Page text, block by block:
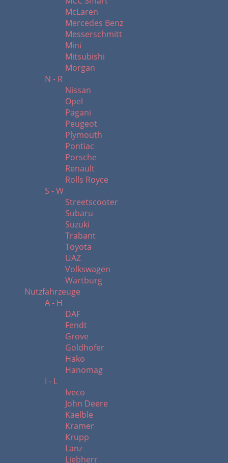
McLaren
Mercedes Benz
Messerschmitt
Mini
Mitsubishi
Morgan
N - R
Nissan
Opel
Pagani
Peugeot
Plymouth
Pontiac
Porsche
Renault
Rolls Royce
S - W
Streetscooter
Subaru
Suzuki
Trabant
Toyota
UAZ
Volkswagen
Wartburg
Nutzfahrzeuge
A - H
DAF
Fendt
Grove
Goldhofer
Hako
Hanomag
I - L
Iveco
John Deere
Kaelble
Kramer
Krupp
Lanz
Liebherr